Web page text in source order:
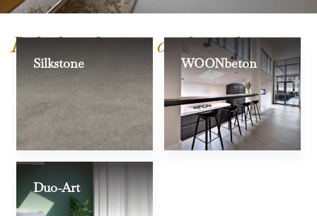
Bekijk ook onze andere vloeren:
Silkstone WOONbeton
Duo-Art